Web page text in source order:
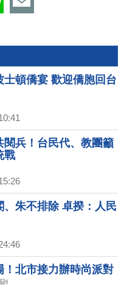
士頓僑宴 歡迎僑胞回台
閱兵！台民代、教團籲
戰
、朱不排除 卓揆：人民
！北市接力辦時尚派對